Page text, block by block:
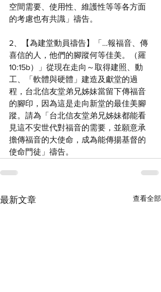
空間需要、使用性、維護性等等各方面
的考慮也有共識」禱告。
2、【為建堂動員禱告】「…報福音、傳
喜信的人，他們的腳蹤何等佳美。（羅
10:15b）」從現在走向～取得建照、動
工、「軟體與硬體」建造及獻堂的過
程，台北信友堂弟兄姊妹當留下傳福音
的腳印，因為這是走向新堂的最佳美腳
蹤。請為「台北信友堂弟兄姊妹都能看
見這不安世代對福音的需要，並願意承
擔傳福音的大使命，成為能傳揚基督的
使命門徒」禱告。
最新文章 查看全部